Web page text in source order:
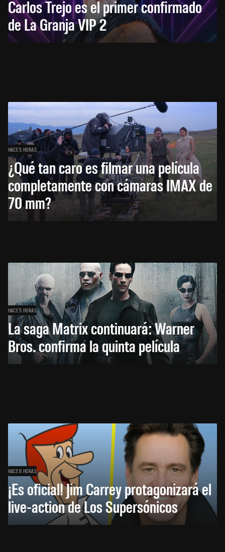
Carlos Trejo es el primer confirmado
de La Granja VIP 2
HACE 5 HORAS
¿Qué tan caro es filmar una película
completamente con cámaras IMAX de
70 mm?
HACE 5 HORAS
La saga Matrix continuará: Warner
Bros. confirma la quinta película
HACE 6 HORAS
¡Es oficial! Jim Carrey protagonizará el
live-action de Los Supersónicos